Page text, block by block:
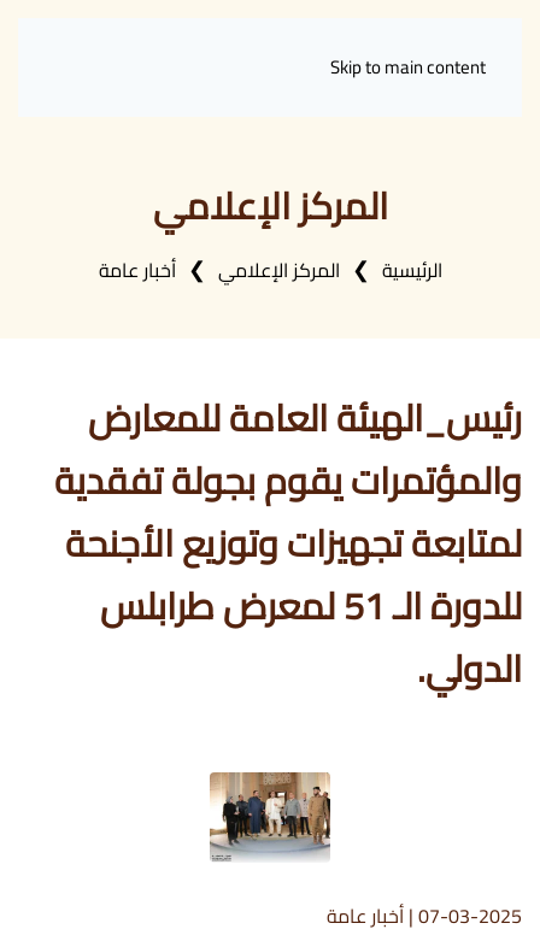
Skip to main content
المركز الإعلامي
الرئيسية المركز الإعلامي أخبار عامة
رئيس_الهيئة العامة للمعارض
والمؤتمرات يقوم بجولة تفقدية
لمتابعة تجهيزات وتوزيع الأجنحة
للدورة الـ 51 لمعرض طرابلس
الدولي.
07-03-2025
|أخبار عامة